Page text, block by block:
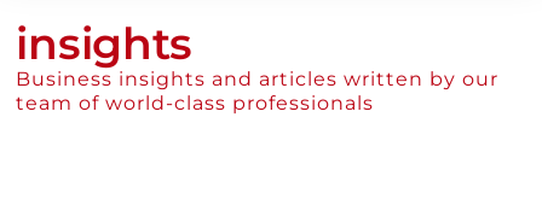
insights
Business insights and articles written by our
team of world-class professionals